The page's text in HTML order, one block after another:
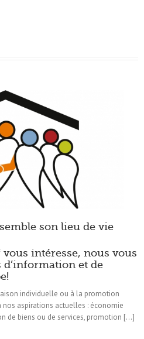
son lieu de vie
intéresse, nous vous
et de
individuelle ou à la promotion
nos aspirations actuelles : économie
de biens ou de services, promotion […]